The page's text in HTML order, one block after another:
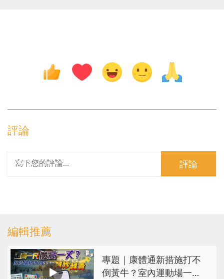
評論
評論
編輯推薦
專題｜康體通新措施打不
倒黃牛？室內運動場一場